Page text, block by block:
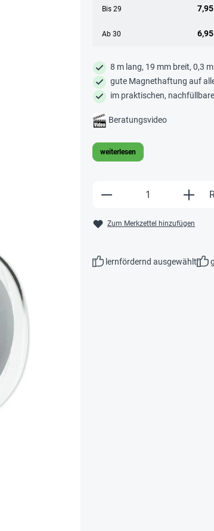
Bis 29
Ab 30
8 m lang, 19 mm breit, 0,3
gute Magnethaftung auf
im praktischen,
Beratungsvideo
weiterlesen
Produkt Anzahl:
Zum Merkzettel hinzufügen
lernfördernd ausgewählt